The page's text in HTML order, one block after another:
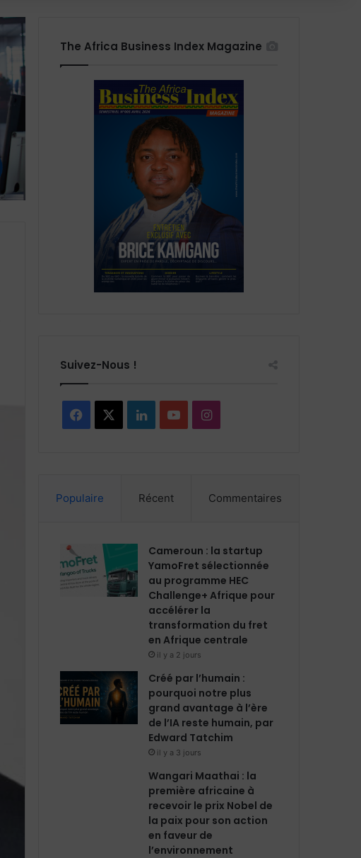
The Africa Business Index Magazine
Suivez-Nous !
Facebook LinkedinYouTubeInstagram
Populaire Récent Commentaires
Cameroun : la startup
YamoFret sélectionnée
au programme HEC
Challenge+ Afrique pour
accélérer la
transformation du fret
en Afrique centrale
il y a 2 jours
Créé par l’humain :
pourquoi notre plus
grand avantage à l’ère
de l’IA reste humain, par
Edward Tatchim
il y a 3 jours
Wangari Maathai : la
première africaine à
recevoir le prix Nobel de
la paix pour son action
en faveur de
l’environnement